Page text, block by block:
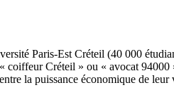
Paris-Est Créteil (40 000
Créteil » ou « avocat 94000
la puissance économique de